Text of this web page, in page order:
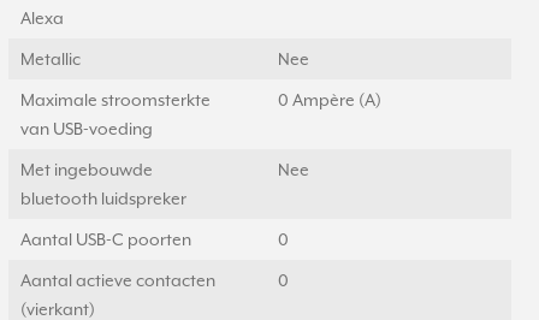
Alexa
Metallic Nee
Maximale stroomsterkte
van USB-voeding
0 Ampère (A)
Met ingebouwde
bluetooth luidspreker
Nee
Aantal USB-C poorten 0
Aantal actieve contacten
(vierkant)
0